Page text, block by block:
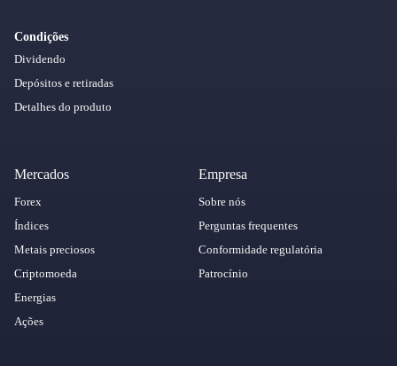
Condições
Dividendo
Depósitos e retiradas
Detalhes do produto
Mercados
Forex
Índices
Metais preciosos
Criptomoeda
Energias
Ações
Empresa
Sobre nós
Perguntas frequentes
Conformidade regulatória
Patrocínio